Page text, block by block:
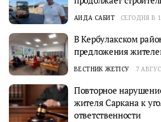
АИДА САБИТ СЕГОДНЯ В
В Кербулакском
предложения
ВЕСТНИК ЖЕТІСУ 7
Повторное
жителя Саркана к
ответственности